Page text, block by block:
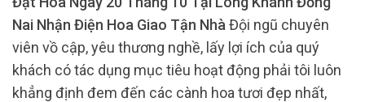
Nai Nhận Điện Hoa Giao Tận Nhà Đội ngũ chuyên
viên vồ cập, yêu thương nghề, lấy lợi ích của quý
khách có tác dụng mục tiêu hoạt động phải tôi luôn
khẳng định đem đến các cành hoa tươi đẹp nhất,